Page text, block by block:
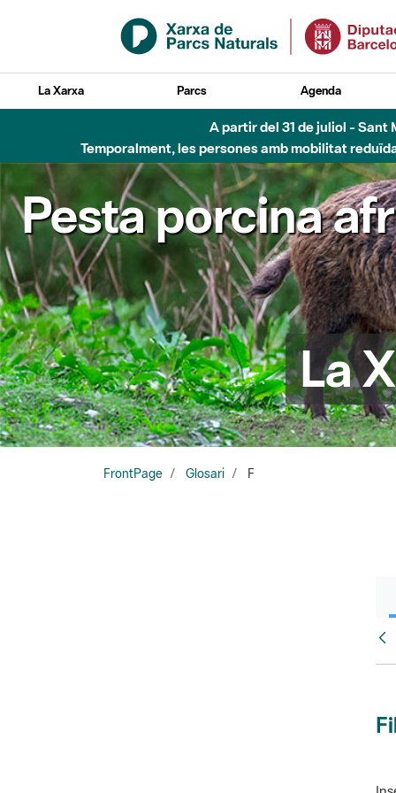
Salta al contingut principal
La Xarxa Parcs Agenda
A partir del 31 de juliol -
Temporalment, les persones amb mobilitat
Pesta porcina
La
FrontPage Glosari F